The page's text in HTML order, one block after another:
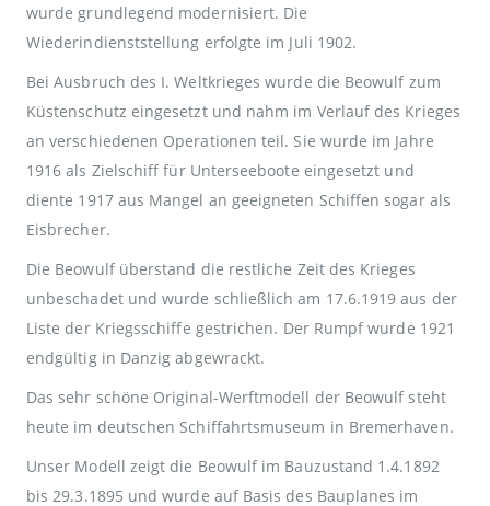
wurde grundlegend modernisiert. Die
Wiederindienststellung erfolgte im Juli 1902.
Bei Ausbruch des I. Weltkrieges wurde die Beowulf zum
Küstenschutz eingesetzt und nahm im Verlauf des Krieges
an verschiedenen Operationen teil. Sie wurde im Jahre
1916 als Zielschiff für Unterseeboote eingesetzt und
diente 1917 aus Mangel an geeigneten Schiffen sogar als
Eisbrecher.
Die Beowulf überstand die restliche Zeit des Krieges
unbeschadet und wurde schließlich am 17.6.1919 aus der
Liste der Kriegsschiffe gestrichen. Der Rumpf wurde 1921
endgültig in Danzig abgewrackt.
Das sehr schöne Original-Werftmodell der Beowulf steht
heute im deutschen Schiffahrtsmuseum in Bremerhaven.
Unser Modell zeigt die Beowulf im Bauzustand 1.4.1892
bis 29.3.1895 und wurde auf Basis des Bauplanes im